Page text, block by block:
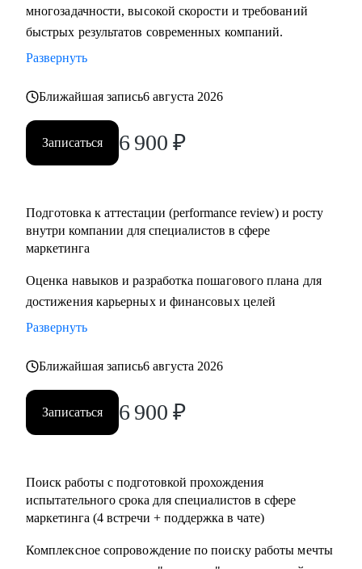
многозадачности, высокой скорости и требований
быстрых результатов современных компаний.
Развернуть
Ближайшая запись6 августа 2026
Записаться 6 900 ₽
Подготовка к аттестации (performance review) и росту
внутри компании для специалистов в сфере
маркетинга
Оценка навыков и разработка пошагового плана для
достижения карьерных и финансовых целей
Развернуть
Ближайшая запись6 августа 2026
Записаться 6 900 ₽
Поиск работы с подготовкой прохождения
испытательного срока для специалистов в сфере
маркетинга (4 встречи + поддержка в чате)
Комплексное сопровождение по поиску работы мечты